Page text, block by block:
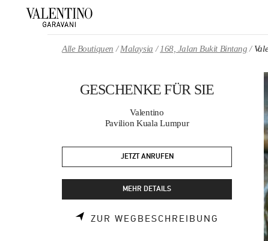
Alle Boutiquen Malaysia 168, Jalan Bukit Bintang
GESCHENKE FÜR SIE
Valentino
Pavilion Kuala Lumpur
JETZT ANRUFEN
MEHR DETAILS
ZUR WEGBESCHREIBUNG LINK